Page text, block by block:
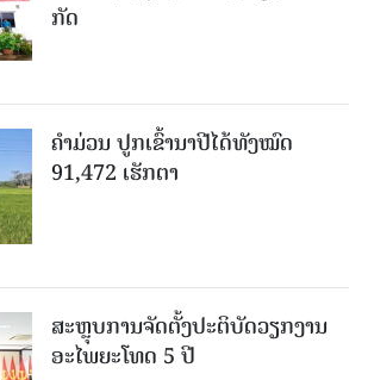
ກັດ
ຄໍາມ່ວນ ປູກເຂົ້ານາປີໄດ້ທັງໝົດ
91,472 ເຮັກຕາ
ສະຫຼຸບການຈັດຕັ້ງປະຕິບັດວຽກງານ
ອະໄພຍະໂທດ 5 ປີ